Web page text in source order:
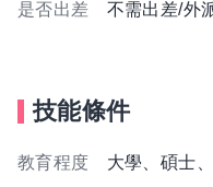
是否出差 不需出差/外
技能條件
教育程度 大學、碩士